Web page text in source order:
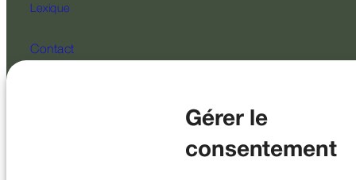
Gérer le
consentement
Lexique
Contact